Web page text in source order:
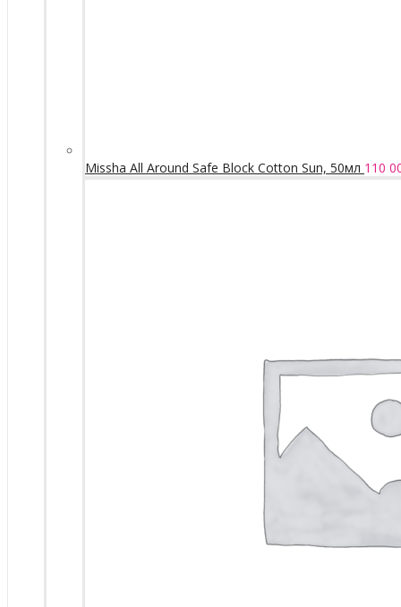
Missha All Around Safe Block Cotton Sun, 50мл 110